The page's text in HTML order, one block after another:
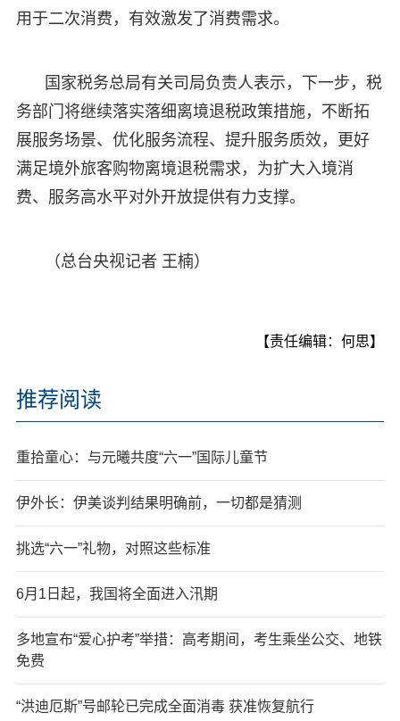
用于二次消费，有效激发了消费需求。
国家税务总局有关司局负责人表示，下一步，税
务部门将继续落实落细离境退税政策措施，不断拓
展服务场景、优化服务流程、提升服务质效，更好
满足境外旅客购物离境退税需求，为扩大入境消
费、服务高水平对外开放提供有力支撑。
（总台央视记者 王楠）
【责任编辑：何思】
推荐阅读
重拾童心：与元曦共度“六一”国际儿童节
伊外长：伊美谈判结果明确前，一切都是猜测
挑选“六一”礼物，对照这些标准
6月1日起，我国将全面进入汛期
多地宣布“爱心护考”举措：高考期间，考生乘坐公交、地铁
免费
“洪迪厄斯”号邮轮已完成全面消毒 获准恢复航行